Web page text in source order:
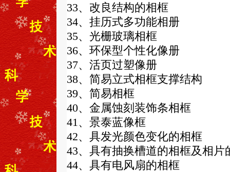
33、改良结构的相框
34、挂历式多功能相册
35、光栅玻璃相框
36、环保型个性化像册
37、活页过塑像册
38、简易立式相框支撑结构
39、简易相框
40、金属蚀刻装饰条相框
41、景泰蓝像框
42、具发光颜色变化的相框
43、具有抽换槽道的相框及相片
44、具有电风扇的相框